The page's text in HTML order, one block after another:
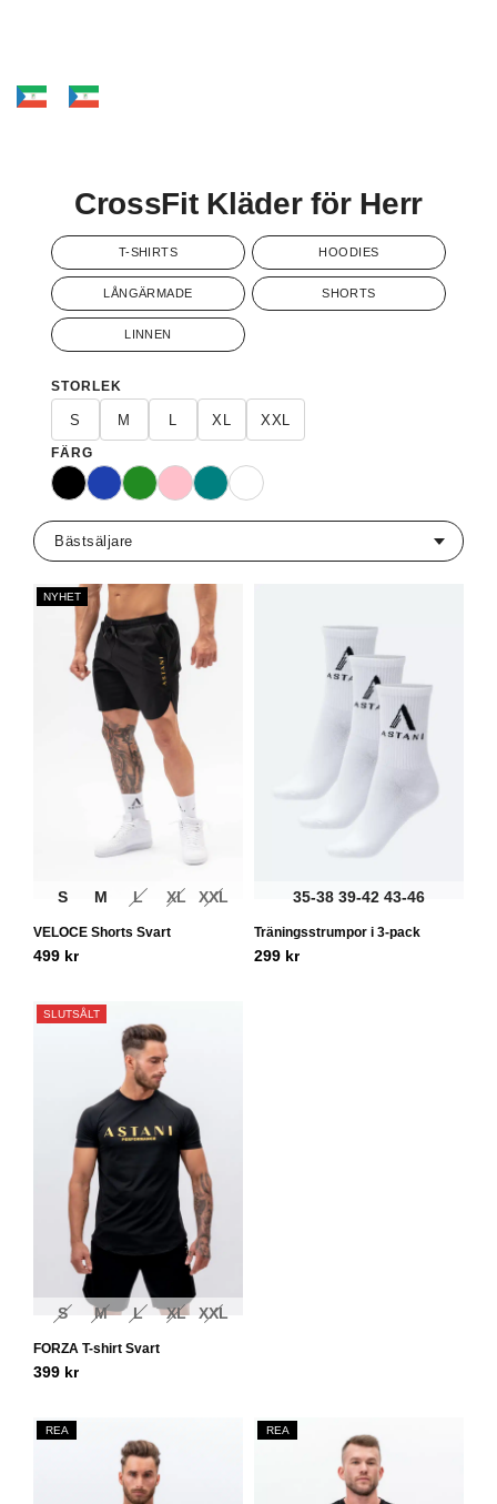
CrossFit Kläder för Herr
T-SHIRTS HOODIES
LÅNGÄRMADE SHORTS
LINNEN
STORLEK
S M L XL XXL
FÄRG
SvartBlå GrönRosaTurkosVit
NYHET
S M L XL XXL
VELOCE Shorts Svart
499 kr
35-38 39-42 43-46
Träningsstrumpor i 3-pack
299 kr
SLUTSÅLT
S M L XL XXL
FORZA T-shirt Svart
399 kr
REA REA